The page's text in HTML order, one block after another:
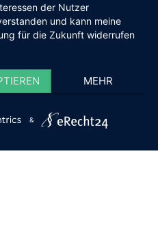
der Nutzer
und kann meine
für die Zukunft widerrufen
MEHR
&